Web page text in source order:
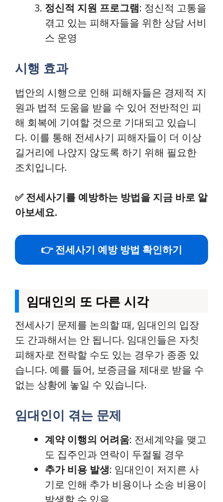
정신적 지원 프로그램: 정신적 고통을
겪고 있는 피해자들을 위한 상담 서비
스 운영
시행 효과
법안의 시행으로 인해 피해자들은 경제적 지
원과 법적 도움을 받을 수 있어 전반적인 피
해 회복에 기여할 것으로 기대되고 있습니
다. 이를 통해 전세사기 피해자들이 더 이상
길거리에 나앉지 않도록 하기 위해 필요한
조치입니다.
✅ 전세사기를 예방하는 방법을 지금 바로 알
아보세요.
👉 전세사기 예방 방법 확인하기
임대인의 또 다른 시각
전세사기 문제를 논의할 때, 임대인의 입장
도 간과해서는 안 됩니다. 임대인들은 자칫
피해자로 전락할 수도 있는 경우가 종종 있
습니다. 예를 들어, 보증금을 제대로 받을 수
없는 상황에 놓일 수 있습니다.
임대인이 겪는 문제
계약 이행의 어려움: 전세계약을 맺고
도 집주인과 연락이 두절될 경우
추가 비용 발생: 임대인이 저지른 사
기로 인해 추가 비용이나 소송 비용이
발생할 수 있음